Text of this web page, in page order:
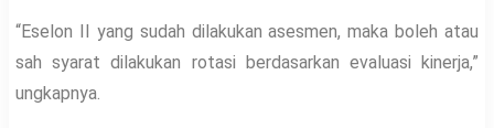
“Eselon II yang sudah dilakukan asesmen, maka boleh atau
sah syarat dilakukan rotasi berdasarkan evaluasi kinerja,”
ungkapnya.